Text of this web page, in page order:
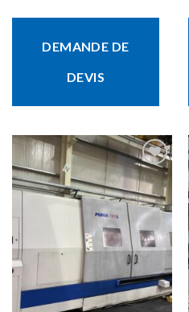
DEMANDE DE
DEVIS
Ajouter
à la liste
d’envies